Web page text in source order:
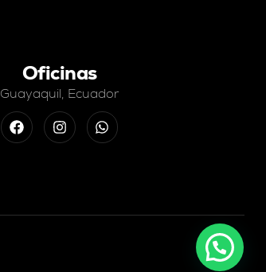
Oficinas
Guayaquil, Ecuador